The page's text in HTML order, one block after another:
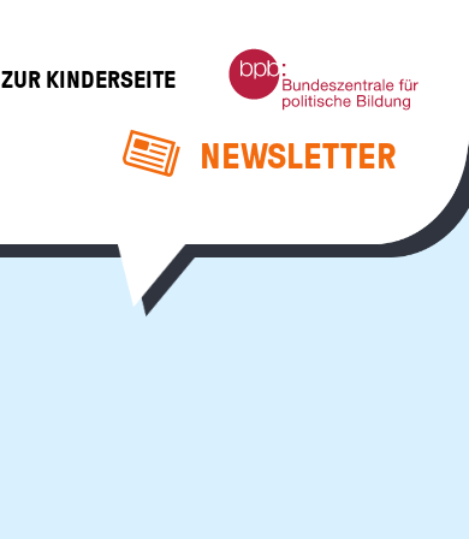
ZUR KINDERSEITE
Bundeszentrale
für
politische
NEWSLETTER